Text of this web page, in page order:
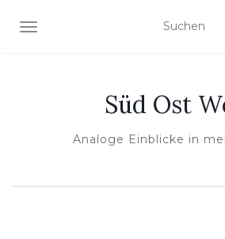
NAVIGATION UMSCHALTEN
Süd Ost
Analoge Einblicke in